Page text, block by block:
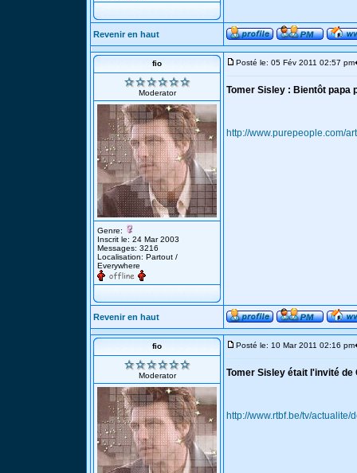
Revenir en haut
fio
Moderator
Genre:
Inscrit le: 24 Mar 2003
Messages: 3216
Localisation: Partout /
Everywhere
Posté le: 05 Fév 2011 02:57 pm
Tomer Sisley : Bientôt papa
http://www.purepeople.com/
Revenir en haut
fio
Moderator
Posté le: 10 Mar 2011 02:16 pm
Tomer Sisley était l'invité
http://www.rtbf.be/tv/